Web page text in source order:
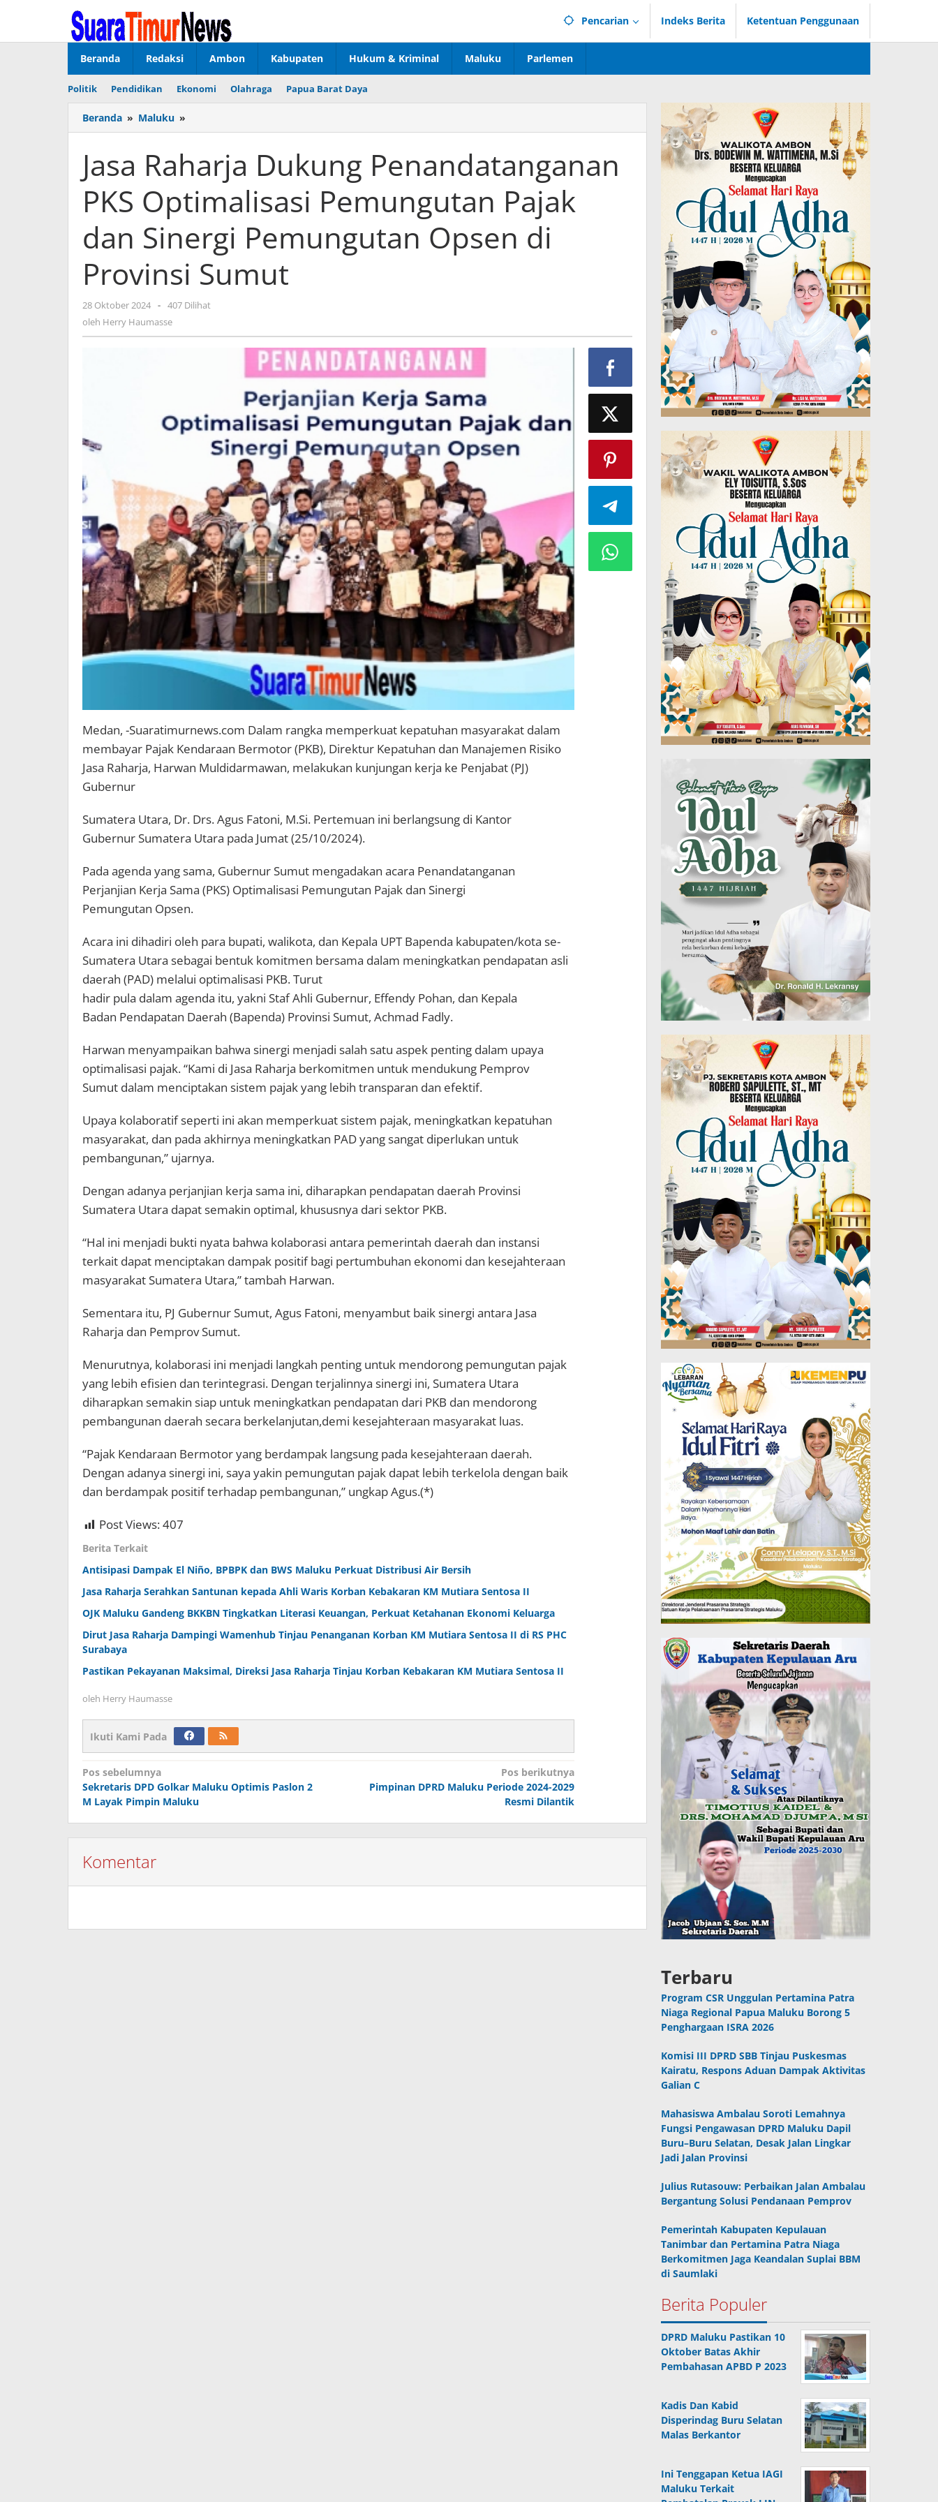
Pencarian Indeks Berita Ketentuan Penggunaan
Beranda Redaksi Ambon Kabupaten Hukum & Kriminal Maluku Parlemen
Politik Pendidikan Ekonomi Olahraga Papua Barat Daya
Beranda » Maluku »
Raharja
Penandatanganan
PKS
Optimalisasi
Pemungutan
dan
Sinergi
Pemungutan
Opsen
Provinsi
Jasa Raharja Dukung Penandatanganan
PKS Optimalisasi Pemungutan Pajak
dan Sinergi Pemungutan Opsen di
Provinsi Sumut
28 Oktober 2024 oleh
Herry
- 407 Dilihat
oleh Herry Haumasse
Medan, -Suaratimurnews.com Dalam rangka memperkuat kepatuhan masyarakat dalam
membayar Pajak Kendaraan Bermotor (PKB), Direktur Kepatuhan dan Manajemen Risiko
Jasa Raharja, Harwan Muldidarmawan, melakukan kunjungan kerja ke Penjabat (PJ)
Gubernur
Sumatera Utara, Dr. Drs. Agus Fatoni, M.Si. Pertemuan ini berlangsung di Kantor
Gubernur Sumatera Utara pada Jumat (25/10/2024).
Pada agenda yang sama, Gubernur Sumut mengadakan acara Penandatanganan
Perjanjian Kerja Sama (PKS) Optimalisasi Pemungutan Pajak dan Sinergi
Pemungutan Opsen.
Acara ini dihadiri oleh para bupati, walikota, dan Kepala UPT Bapenda kabupaten/kota se-
Sumatera Utara sebagai bentuk komitmen bersama dalam meningkatkan pendapatan asli
daerah (PAD) melalui optimalisasi PKB. Turut
hadir pula dalam agenda itu, yakni Staf Ahli Gubernur, Effendy Pohan, dan Kepala
Badan Pendapatan Daerah (Bapenda) Provinsi Sumut, Achmad Fadly.
Harwan menyampaikan bahwa sinergi menjadi salah satu aspek penting dalam upaya
optimalisasi pajak. “Kami di Jasa Raharja berkomitmen untuk mendukung Pemprov
Sumut dalam menciptakan sistem pajak yang lebih transparan dan efektif.
Upaya kolaboratif seperti ini akan memperkuat sistem pajak, meningkatkan kepatuhan
masyarakat, dan pada akhirnya meningkatkan PAD yang sangat diperlukan untuk
pembangunan,” ujarnya.
Dengan adanya perjanjian kerja sama ini, diharapkan pendapatan daerah Provinsi
Sumatera Utara dapat semakin optimal, khususnya dari sektor PKB.
“Hal ini menjadi bukti nyata bahwa kolaborasi antara pemerintah daerah dan instansi
terkait dapat menciptakan dampak positif bagi pertumbuhan ekonomi dan kesejahteraan
masyarakat Sumatera Utara,” tambah Harwan.
Sementara itu, PJ Gubernur Sumut, Agus Fatoni, menyambut baik sinergi antara Jasa
Raharja dan Pemprov Sumut.
Menurutnya, kolaborasi ini menjadi langkah penting untuk mendorong pemungutan pajak
yang lebih efisien dan terintegrasi. Dengan terjalinnya sinergi ini, Sumatera Utara
diharapkan semakin siap untuk meningkatkan pendapatan dari PKB dan mendorong
pembangunan daerah secara berkelanjutan,demi kesejahteraan masyarakat luas.
“Pajak Kendaraan Bermotor yang berdampak langsung pada kesejahteraan daerah.
Dengan adanya sinergi ini, saya yakin pemungutan pajak dapat lebih terkelola dengan baik
dan berdampak positif terhadap pembangunan,” ungkap Agus.(*)
Post Views:407
Berita Terkait
Antisipasi Dampak El Niño, BPBPK dan BWS Maluku Perkuat Distribusi Air Bersih
Jasa Raharja Serahkan Santunan kepada Ahli Waris Korban Kebakaran KM Mutiara Sentosa II
OJK Maluku Gandeng BKKBN Tingkatkan Literasi Keuangan, Perkuat Ketahanan Ekonomi Keluarga
Dirut Jasa Raharja Dampingi Wamenhub Tinjau Penanganan Korban KM Mutiara Sentosa II di RS PHC
Surabaya
Pastikan Pekayanan Maksimal, Direksi Jasa Raharja Tinjau Korban Kebakaran KM Mutiara Sentosa II
oleh Herry Haumasse
Ikuti Kami Pada
Navigasi
pos
Pos sebelumnya
Sekretaris DPD Golkar Maluku Optimis Paslon 2
M Layak Pimpin Maluku
Pos berikutnya
Pimpinan DPRD Maluku Periode 2024-2029
Resmi Dilantik
Komentar
Terbaru
Program CSR Unggulan Pertamina Patra
Niaga Regional Papua Maluku Borong 5
Penghargaan ISRA 2026
Komisi III DPRD SBB Tinjau Puskesmas
Kairatu, Respons Aduan Dampak Aktivitas
Galian C
Mahasiswa Ambalau Soroti Lemahnya
Fungsi Pengawasan DPRD Maluku Dapil
Buru–Buru Selatan, Desak Jalan Lingkar
Jadi Jalan Provinsi
Julius Rutasouw: Perbaikan Jalan Ambalau
Bergantung Solusi Pendanaan Pemprov
Pemerintah Kabupaten Kepulauan
Tanimbar dan Pertamina Patra Niaga
Berkomitmen Jaga Keandalan Suplai BBM
di Saumlaki
Berita Populer
DPRD Maluku Pastikan 10
Oktober Batas Akhir
Pembahasan APBD P 2023
Kadis Dan Kabid
Disperindag Buru Selatan
Malas Berkantor
Ini Tenggapan Ketua IAGI
Maluku Terkait